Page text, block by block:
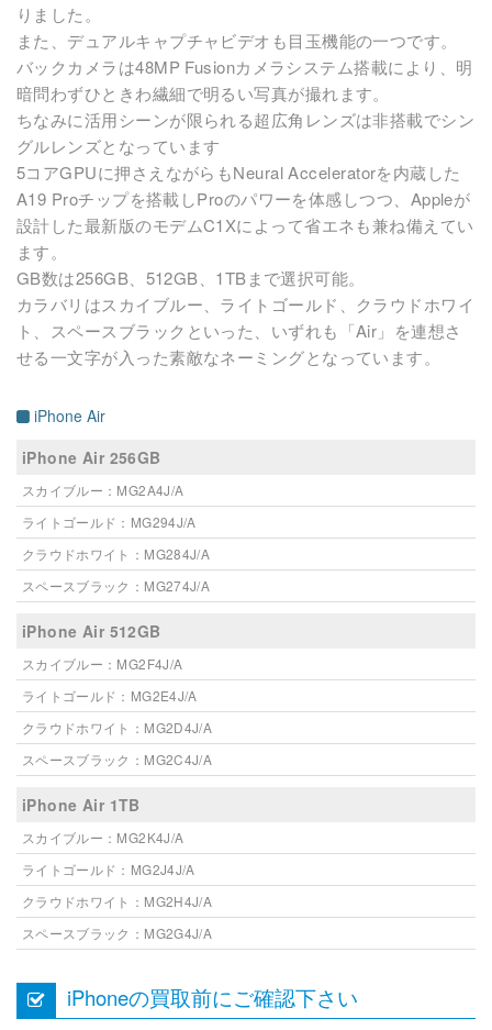
りました。
また、デュアルキャプチャビデオも目玉機能の一つです。
バックカメラは48MP Fusionカメラシステム搭載により、明
暗問わずひときわ繊細で明るい写真が撮れます。
ちなみに活用シーンが限られる超広角レンズは非搭載でシン
グルレンズとなっています
5コアGPUに押さえながらもNeural Acceleratorを内蔵した
A19 Proチップを搭載しProのパワーを体感しつつ、Appleが
設計した最新版のモデムC1Xによって省エネも兼ね備えてい
ます。
GB数は256GB、512GB、1TBまで選択可能。
カラバリはスカイブルー、ライトゴールド、クラウドホワイ
ト、スペースブラックといった、いずれも「Air」を連想さ
せる一文字が入った素敵なネーミングとなっています。
iPhone Air
iPhone Air 256GB
スカイブルー：MG2A4J/A
ライトゴールド：MG294J/A
クラウドホワイト：MG284J/A
スペースブラック：MG274J/A
iPhone Air 512GB
スカイブルー：MG2F4J/A
ライトゴールド：MG2E4J/A
クラウドホワイト：MG2D4J/A
スペースブラック：MG2C4J/A
iPhone Air 1TB
スカイブルー：MG2K4J/A
ライトゴールド：MG2J4J/A
クラウドホワイト：MG2H4J/A
スペースブラック：MG2G4J/A
iPhoneの買取前にご確認下さい